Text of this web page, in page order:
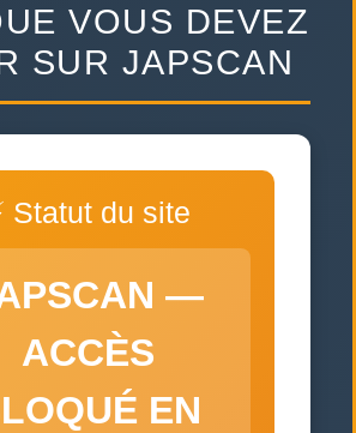
VOUS DEVEZ
SUR JAPSCAN
Statut du site
—
ACCÈS
EN